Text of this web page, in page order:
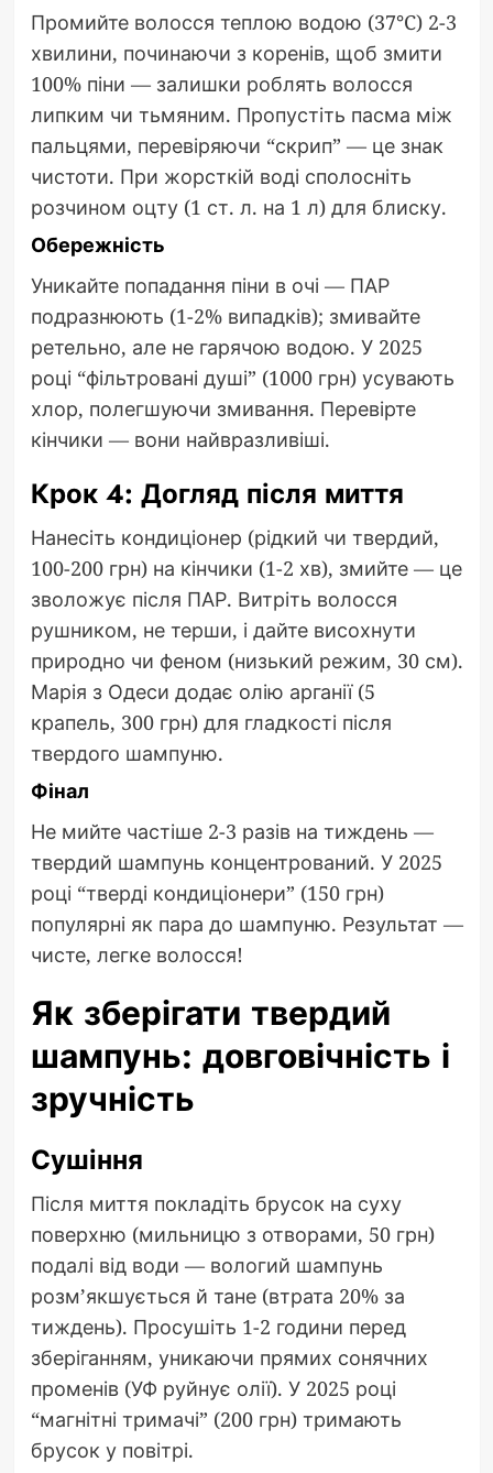
Промийте волосся теплою водою (37°C) 2-3
хвилини, починаючи з коренів, щоб змити
100% піни — залишки роблять волосся
липким чи тьмяним. Пропустіть пасма між
пальцями, перевіряючи “скрип” — це знак
чистоти. При жорсткій воді сполосніть
розчином оцту (1 ст. л. на 1 л) для блиску.
Обережність
Уникайте попадання піни в очі — ПАР
подразнюють (1-2% випадків); змивайте
ретельно, але не гарячою водою. У 2025
році “фільтровані душі” (1000 грн) усувають
хлор, полегшуючи змивання. Перевірте
кінчики — вони найвразливіші.
Крок 4: Догляд після миття
Нанесіть кондиціонер (рідкий чи твердий,
100-200 грн) на кінчики (1-2 хв), змийте — це
зволожує після ПАР. Витріть волосся
рушником, не терши, і дайте висохнути
природно чи феном (низький режим, 30 см).
Марія з Одеси додає олію арганії (5
крапель, 300 грн) для гладкості після
твердого шампуню.
Фінал
Не мийте частіше 2-3 разів на тиждень —
твердий шампунь концентрований. У 2025
році “тверді кондиціонери” (150 грн)
популярні як пара до шампуню. Результат —
чисте, легке волосся!
Як зберігати твердий
шампунь: довговічність і
зручність
Сушіння
Після миття покладіть брусок на суху
поверхню (мильницю з отворами, 50 грн)
подалі від води — вологий шампунь
розм’якшується й тане (втрата 20% за
тиждень). Просушіть 1-2 години перед
зберіганням, уникаючи прямих сонячних
променів (УФ руйнує олії). У 2025 році
“магнітні тримачі” (200 грн) тримають
брусок у повітрі.